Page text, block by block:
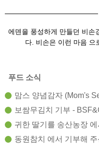
에덴을 풍성하게 만들던 비손
다. 비손은 이런 마음 으
푸드 소식
맘스 양념감자 (Mom's
보쌈무김치 기부 -
귀한 딸기를 송산농장
동원참치 에서 기부해
지원 센터
관련 사이트